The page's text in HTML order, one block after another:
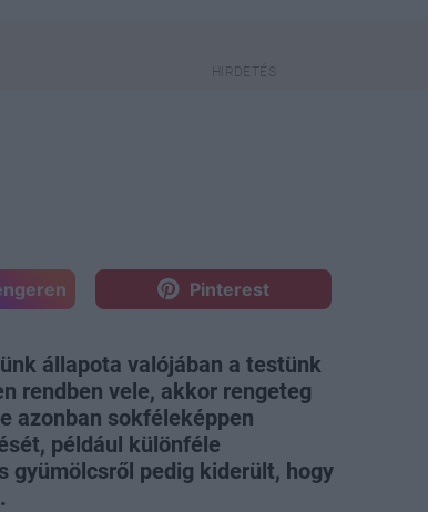
Pinterest
állapota valójában a testünk
rendben vele, akkor rengeteg
azonban sokféleképpen
például különféle
gyümölcsről pedig kiderült, hogy